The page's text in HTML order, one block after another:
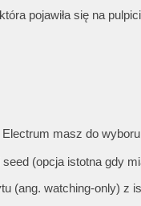
pojawiła się na
masz do
(opcja istotna gdy
(ang. watching-only) z